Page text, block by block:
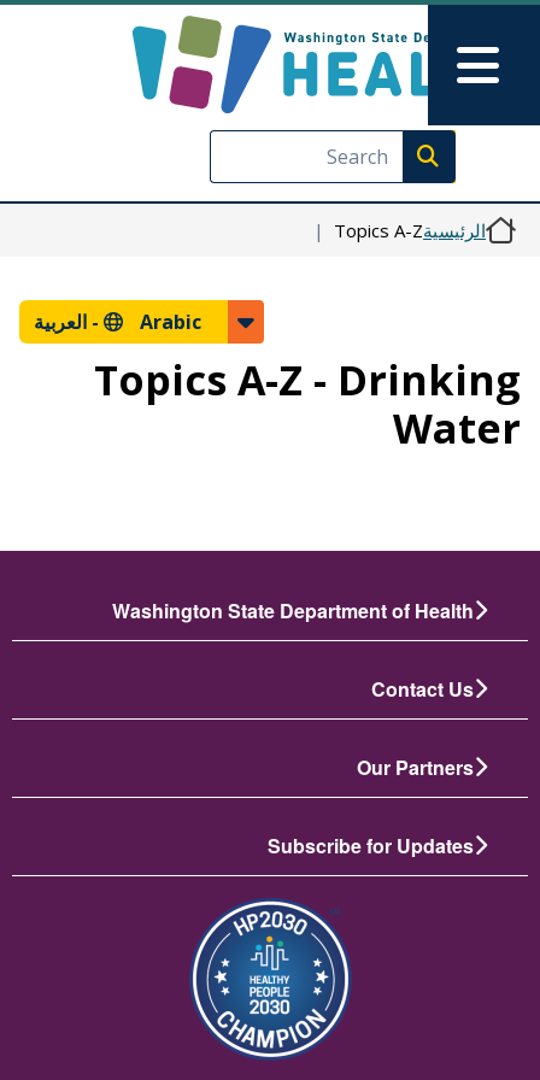
تجاوز إلى المحتوى الرئيسي
Skip to Feedback
Execute search
Main Menu
الرئيسيةTopics A-Z
Arabic - العربية
Topics A-Z - Drinking
Water
Washington State Department of Health
Contact Us
Our Partners
Subscribe for Updates
الصورة